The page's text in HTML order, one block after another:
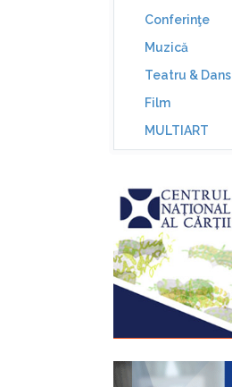
Conferinţe
Muzică
Teatru & Dans
Film
MULTIART